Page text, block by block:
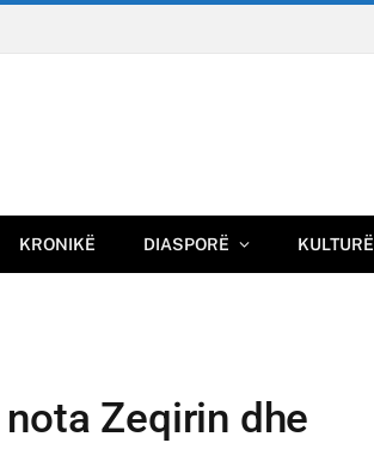
KRONIKË DIASPORË KULTURË
Zeqirin dhe